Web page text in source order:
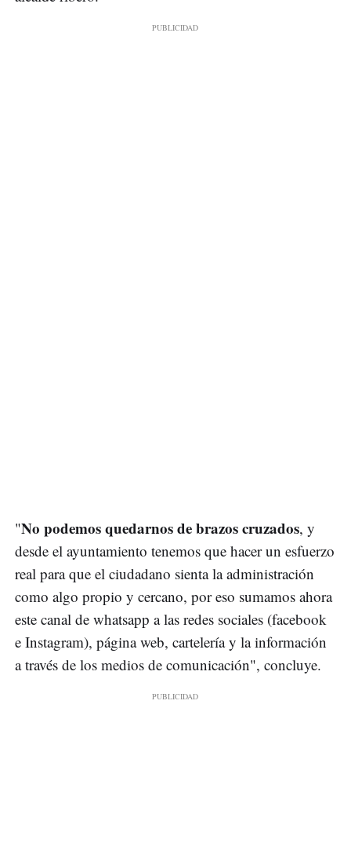
"No podemos quedarnos de brazos cruzados, y
desde el ayuntamiento tenemos que hacer un esfuerzo
real para que el ciudadano sienta la administración
como algo propio y cercano, por eso sumamos ahora
este canal de whatsapp a las redes sociales (facebook
e Instagram), página web, cartelería y la información
a través de los medios de comunicación", concluye.